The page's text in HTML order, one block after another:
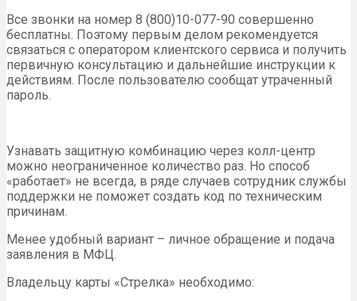
Все звонки на номер 8 (800)10-077-90 совершенно
бесплатны. Поэтому первым делом рекомендуется
связаться с оператором клиентского сервиса и получить
первичную консультацию и дальнейшие инструкции к
действиям. После пользователю сообщат утраченный
пароль.
Узнавать защитную комбинацию через колл-центр
можно неограниченное количество раз. Но способ
«работает» не всегда, в ряде случаев сотрудник службы
поддержки не поможет создать код по техническим
причинам.
Менее удобный вариант – личное обращение и подача
заявления в МФЦ.
Владельцу карты «Стрелка» необходимо: